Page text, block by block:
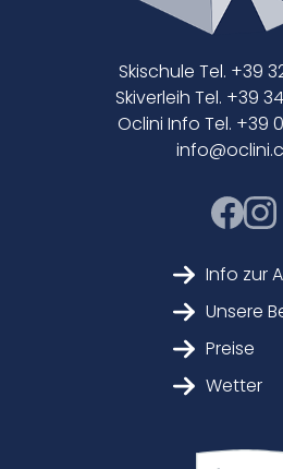
Skischule Tel. +39
Skiverleih Tel. +39
Oclini Info Tel. +39
Info zur
Unsere
Preise
Wetter